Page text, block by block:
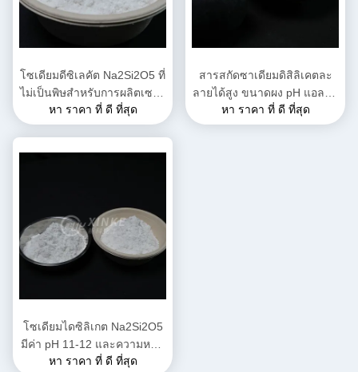
โซเดียมดีซิเลคัต Na2Si2O5 ที่
ไม่เป็นพิษสําหรับการผลิตเซรา
มิกที่มีคุณสมบัติทางเคมีและ
ความสมบูรณ์แบบทาง
หา ราคา ที่ ดี ที่สุด
สารสกัดซาเดียมดิสิลิเคตละ
ลายได้สูง ขนาดผง pH แอลคา
ลีน 11-12 และความหนาแน่น
2.44 G/cm3 สําหรับการใช้
หา ราคา ที่ ดี ที่สุด
โซเดียมไดซิลิเกต Na2Si2O5
มีค่า pH 11-12 และความหนา
แน่น 2.44 ก./ลบ.ซม. ละลาย
หา ราคา ที่ ดี ที่สุด